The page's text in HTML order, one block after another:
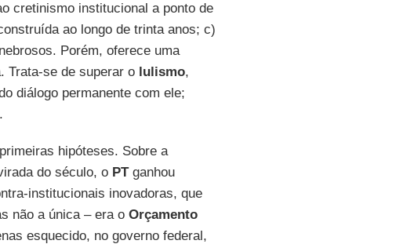
cretinismo institucional a ponto de
ao longo de trinta anos; c)
Porém, oferece uma
Trata-se de superar o lulismo,
diálogo permanente com ele;
hipóteses. Sobre a
do século, o PTganhou
institucionais inovadoras, que
não a única – era o Orçamento
esquecido, no governo federal,